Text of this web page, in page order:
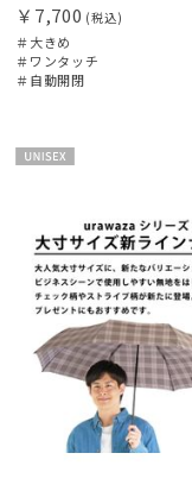
￥7,700 (税込)
＃大きめ
＃ワンタッチ
＃自動開閉